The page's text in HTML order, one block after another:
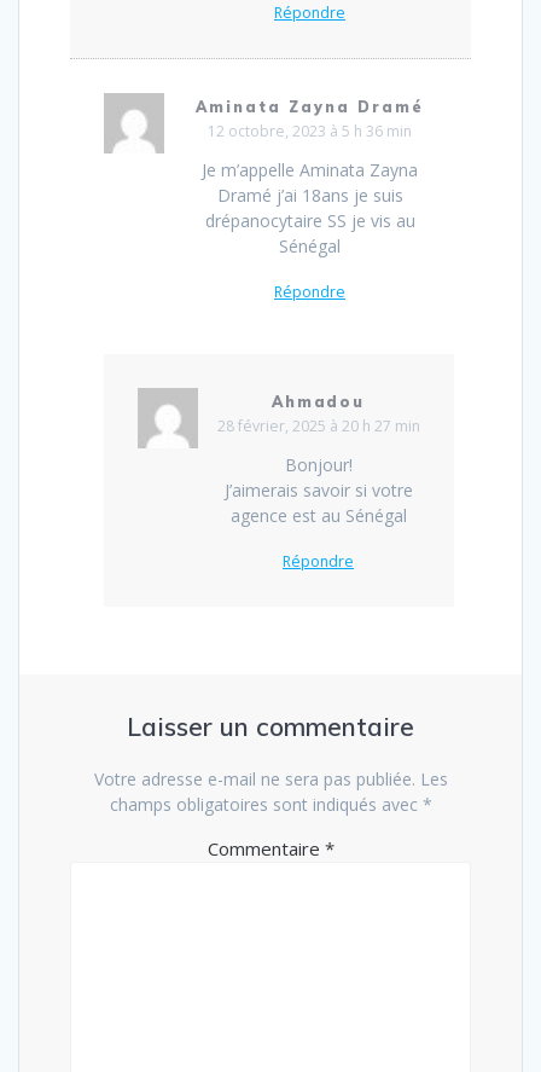
Répondre
Aminata Zayna Dramé
12 octobre, 2023 à 5 h 36 min
Je m’appelle Aminata Zayna
Dramé j’ai 18ans je suis
drépanocytaire SS je vis au
Sénégal
Répondre
Ahmadou
28 février, 2025 à 20 h 27 min
Bonjour!
J’aimerais savoir si votre
agence est au Sénégal
Répondre
Laisser un commentaire
Votre adresse e-mail ne sera pas publiée. Les
champs obligatoires sont indiqués avec *
Commentaire *